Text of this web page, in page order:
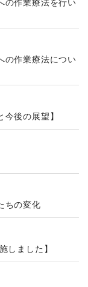
の作業療法を行い
の作業療法につい
後の展望】
ちの変化
しました】